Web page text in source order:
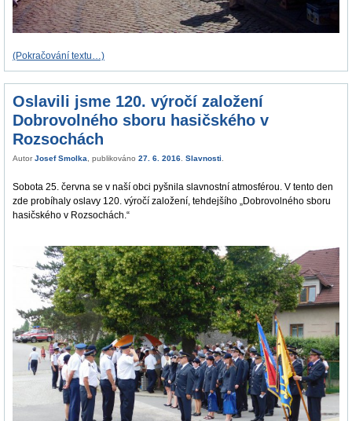
(Pokračování textu…)
Oslavili jsme 120. výročí založení
Dobrovolného sboru hasičského v
Rozsochách
Autor Josef Smolka , publikováno 27. 6. 2016 Slavnosti
Sobota 25. června se v naší obci pyšnila slavnostní atmosférou. V tento den
zde probíhaly oslavy 120. výročí založení, tehdejšího „Dobrovolného sboru
hasičského v Rozsochách.“